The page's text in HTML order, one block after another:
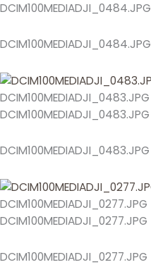
DCIM100MEDIADJI_0484.JPG
DCIM100MEDIADJI_0484.JPG
DCIM100MEDIADJI_0483.JPG
DCIM100MEDIADJI_0483.JPG
DCIM100MEDIADJI_0483.JPG
DCIM100MEDIADJI_0277.JPG
DCIM100MEDIADJI_0277.JPG
DCIM100MEDIADJI_0277.JPG